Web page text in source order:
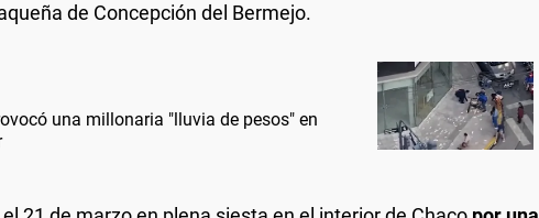
de Concepción del Bermejo.
una millonaria "lluvia de pesos" en